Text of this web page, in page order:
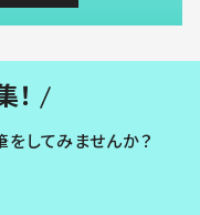
をしてみませんか？